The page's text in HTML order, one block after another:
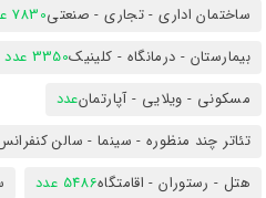
ساختمان اداری - تجاری - صنعتی7830 عدد
بیمارستان - درمانگاه - کلینیک3350 عدد
مسکونی - ویلایی - آپارتمانعدد
تئاتر چند منظوره - سینما - سالن
هتل - رستوران - اقامتگاه5486 عدد